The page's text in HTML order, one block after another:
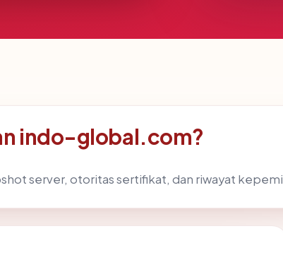
indo-global.com?
server, otoritas sertifikat, dan riwayat